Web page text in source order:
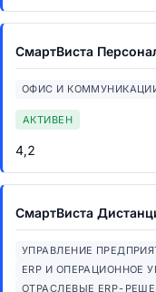
СмартВиста
ОФИС И
АКТИВЕН
4,2
СмартВиста
УПРАВЛЕНИЕ
ERP И ОПЕРАЦИОННОЕ
ОТРАСЛЕВЫЕ ERP-